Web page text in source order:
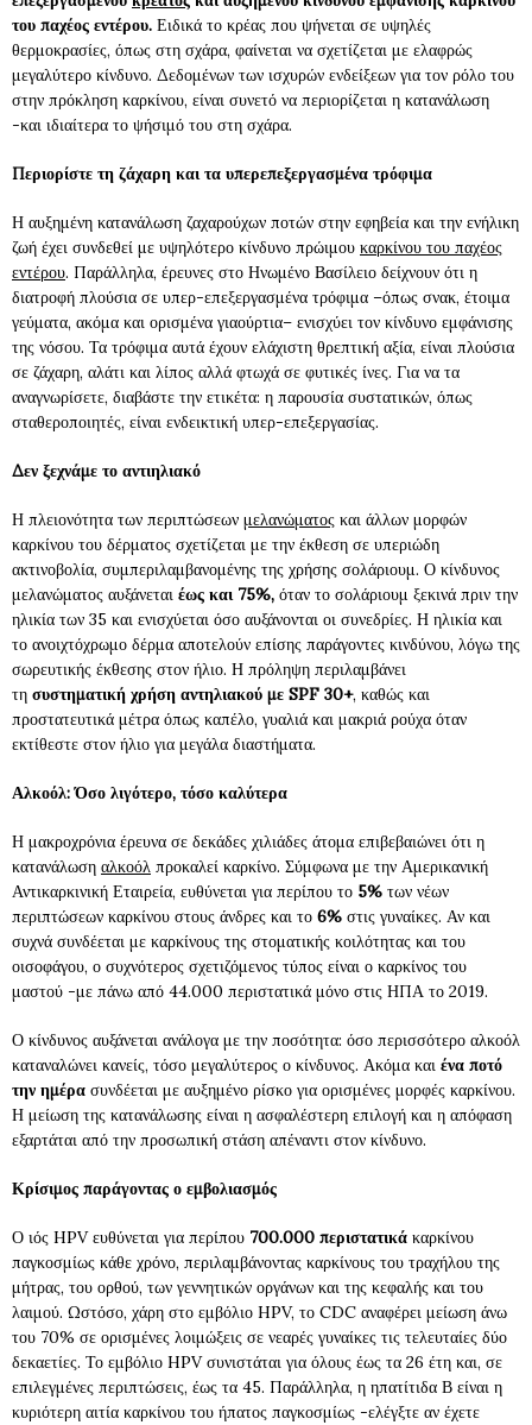
του παχέος εντέρου. Ειδικά το κρέας που ψήνεται σε υψηλές
θερμοκρασίες, όπως στη σχάρα, φαίνεται να σχετίζεται με ελαφρώς
μεγαλύτερο κίνδυνο. Δεδομένων των ισχυρών ενδείξεων για τον ρόλο του
στην πρόκληση καρκίνου, είναι συνετό να περιορίζεται η κατανάλωση
-και ιδιαίτερα το ψήσιμό του στη σχάρα.
Περιορίστε τη ζάχαρη και τα υπερεπεξεργασμένα τρόφιμα
Η αυξημένη κατανάλωση ζαχαρούχων ποτών στην εφηβεία και την ενήλικη
ζωή έχει συνδεθεί με υψηλότερο κίνδυνο πρώιμου καρκίνου του παχέος
εντέρου. Παράλληλα, έρευνες στο Ηνωμένο Βασίλειο δείχνουν ότι η
διατροφή πλούσια σε υπερ-επεξεργασμένα τρόφιμα –όπως σνακ, έτοιμα
γεύματα, ακόμα και ορισμένα γιαούρτια– ενισχύει τον κίνδυνο εμφάνισης
της νόσου. Τα τρόφιμα αυτά έχουν ελάχιστη θρεπτική αξία, είναι πλούσια
σε ζάχαρη, αλάτι και λίπος αλλά φτωχά σε φυτικές ίνες. Για να τα
αναγνωρίσετε, διαβάστε την ετικέτα: η παρουσία συστατικών, όπως
σταθεροποιητές, είναι ενδεικτική υπερ-επεξεργασίας.
Δεν ξεχνάμε το αντιηλιακό
Η πλειονότητα των περιπτώσεων μελανώματος και άλλων μορφών
καρκίνου του δέρματος σχετίζεται με την έκθεση σε υπεριώδη
ακτινοβολία, συμπεριλαμβανομένης της χρήσης σολάριουμ. Ο κίνδυνος
μελανώματος αυξάνεται έως και 75%, όταν το σολάριουμ ξεκινά πριν την
ηλικία των 35 και ενισχύεται όσο αυξάνονται οι συνεδρίες. Η ηλικία και
το ανοιχτόχρωμο δέρμα αποτελούν επίσης παράγοντες κινδύνου, λόγω της
σωρευτικής έκθεσης στον ήλιο. Η πρόληψη περιλαμβάνει
τη συστηματική χρήση αντηλιακού με SPF 30+, καθώς και
προστατευτικά μέτρα όπως καπέλο, γυαλιά και μακριά ρούχα όταν
εκτίθεστε στον ήλιο για μεγάλα διαστήματα.
Αλκοόλ: Όσο λιγότερο, τόσο καλύτερα
Η μακροχρόνια έρευνα σε δεκάδες χιλιάδες άτομα επιβεβαιώνει ότι η
κατανάλωση αλκοόλ προκαλεί καρκίνο. Σύμφωνα με την Αμερικανική
Αντικαρκινική Εταιρεία, ευθύνεται για περίπου το 5% των νέων
περιπτώσεων καρκίνου στους άνδρες και το 6% στις γυναίκες. Αν και
συχνά συνδέεται με καρκίνους της στοματικής κοιλότητας και του
οισοφάγου, ο συχνότερος σχετιζόμενος τύπος είναι ο καρκίνος του
μαστού -με πάνω από 44.000 περιστατικά μόνο στις ΗΠΑ το 2019.
Ο κίνδυνος αυξάνεται ανάλογα με την ποσότητα: όσο περισσότερο αλκοόλ
καταναλώνει κανείς, τόσο μεγαλύτερος ο κίνδυνος. Ακόμα και ένα ποτό
την ημέρα συνδέεται με αυξημένο ρίσκο για ορισμένες μορφές καρκίνου.
Η μείωση της κατανάλωσης είναι η ασφαλέστερη επιλογή και η απόφαση
εξαρτάται από την προσωπική στάση απέναντι στον κίνδυνο.
Κρίσιμος παράγοντας ο εμβολιασμός
Ο ιός HPV ευθύνεται για περίπου 700.000 περιστατικά καρκίνου
παγκοσμίως κάθε χρόνο, περιλαμβάνοντας καρκίνους του τραχήλου της
μήτρας, του ορθού, των γεννητικών οργάνων και της κεφαλής και του
λαιμού. Ωστόσο, χάρη στο εμβόλιο HPV, το CDC αναφέρει μείωση άνω
του 70% σε ορισμένες λοιμώξεις σε νεαρές γυναίκες τις τελευταίες δύο
δεκαετίες. Το εμβόλιο HPV συνιστάται για όλους έως τα 26 έτη και, σε
επιλεγμένες περιπτώσεις, έως τα 45. Παράλληλα, η ηπατίτιδα Β είναι η
κυριότερη αιτία καρκίνου του ήπατος παγκοσμίως -ελέγξτε αν έχετε